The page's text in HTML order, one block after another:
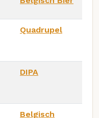
Quadrupel
DIPA
Belgisch